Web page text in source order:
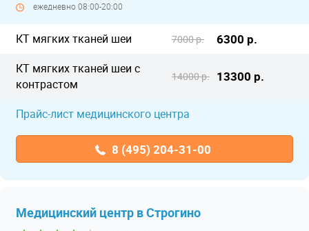
ежедневно 08:00-20:00
КТ мягких тканей шеи 7000 р. 6300 р.
КТ мягких тканей шеи с
контрастом
14000 р. 13300 р.
Прайс-лист медицинского центра
8 (495) 204-31-00
Медицинский центр в Строгино